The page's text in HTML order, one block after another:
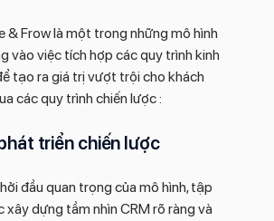
& Frow là một trong những mô hình
vào việc tích hợp các quy trình kinh
tạo ra giá trị vượt trội cho khách
các quy trình chiến lược :
triển chiến lược
đầu quan trọng của mô hình, tập
xây dựng tầm nhìn CRM rõ ràng và